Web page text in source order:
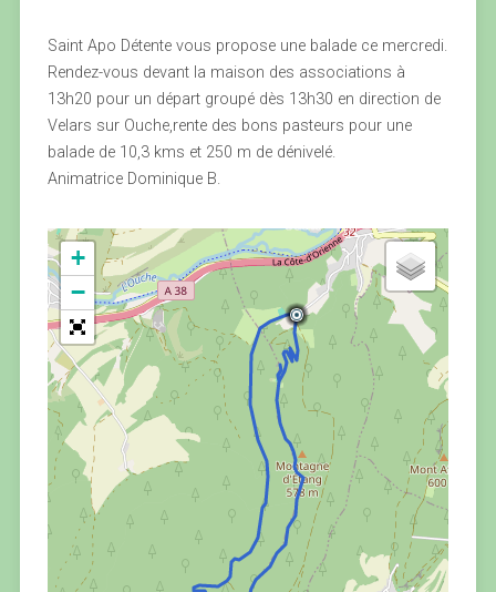
Saint Apo Détente vous propose une balade ce mercredi.
Rendez-vous devant la maison des associations à
13h20 pour un départ groupé dès 13h30 en direction de
Velars sur Ouche,rente des bons pasteurs pour une
balade de 10,3 kms et 250 m de dénivelé.
Animatrice Dominique B.
+
−